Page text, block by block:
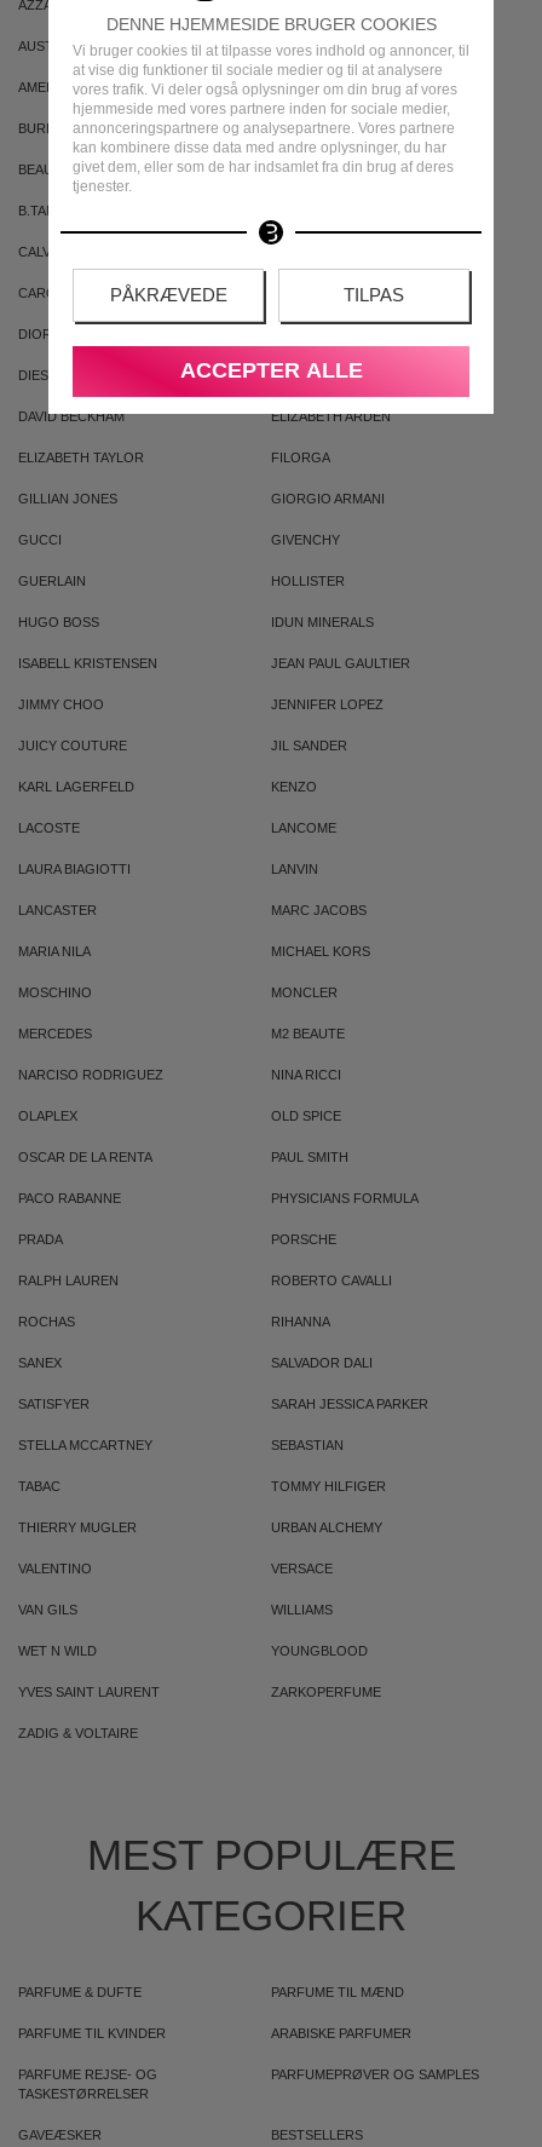
DENNE HJEMMESIDE BRUGER COOKIES
Vi bruger cookies til at tilpasse vores indhold og annoncer, til
at vise dig funktioner til sociale medier og til at analysere
vores trafik. Vi deler også oplysninger om din brug af vores
hjemmeside med vores partnere inden for sociale medier,
annonceringspartnere og analysepartnere. Vores partnere
kan kombinere disse data med andre oplysninger, du har
givet dem, eller som de har indsamlet fra din brug af deres
tjenester.
PÅKRÆVEDE TILPAS
ACCEPTER ALLE
AZZARO
AUSTRALIAN GOLD AUSTRALIAN BODYCARE
AMERICAN CREW ARMAF
BURBERRY BVLGARI
BEAUTE PACIFIQUE BADEANSTALTEN
B.TAN
CALVIN KLEIN
CAROLINA HERRERA
DIOR
DIESEL DOLCE & GABBANA
DAVID BECKHAM ELIZABETH ARDEN
ELIZABETH TAYLOR FILORGA
GILLIAN JONES GIORGIO ARMANI
GUCCI GIVENCHY
GUERLAIN HOLLISTER
HUGO BOSS IDUN MINERALS
ISABELL KRISTENSEN JEAN PAUL GAULTIER
JIMMY CHOO JENNIFER LOPEZ
JUICY COUTURE JIL SANDER
KARL LAGERFELD KENZO
LACOSTE LANCOME
LAURA BIAGIOTTI LANVIN
LANCASTER MARC JACOBS
MARIA NILA MICHAEL KORS
MOSCHINO MONCLER
MERCEDES M2 BEAUTE
NARCISO RODRIGUEZ NINA RICCI
OLAPLEX OLD SPICE
OSCAR DE LA RENTA PAUL SMITH
PACO RABANNE PHYSICIANS FORMULA
PRADA PORSCHE
RALPH LAUREN ROBERTO CAVALLI
ROCHAS RIHANNA
SANEX SALVADOR DALI
SATISFYER SARAH JESSICA PARKER
STELLA MCCARTNEY SEBASTIAN
TABAC TOMMY HILFIGER
THIERRY MUGLER URBAN ALCHEMY
VALENTINO VERSACE
VAN GILS WILLIAMS
WET N WILD YOUNGBLOOD
YVES SAINT LAURENT ZARKOPERFUME
ZADIG & VOLTAIRE
MEST POPULÆRE
KATEGORIER
PARFUME & DUFTE PARFUME TIL MÆND
PARFUME TIL KVINDER ARABISKE PARFUMER
PARFUME REJSE- OG
TASKESTØRRELSER
PARFUMEPRØVER OG SAMPLES
GAVEÆSKER BESTSELLERS